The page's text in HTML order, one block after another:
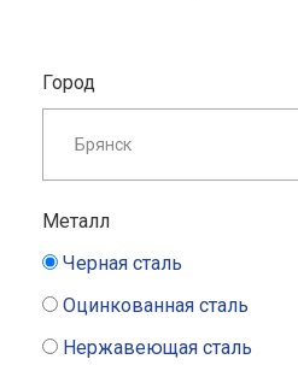
Город
Металл
Черная сталь
Оцинкованная сталь
Нержавеющая сталь